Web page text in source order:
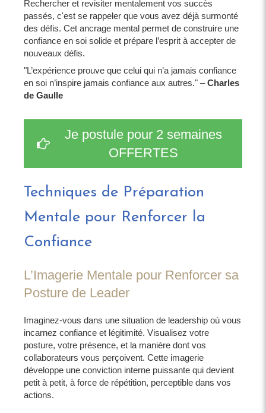
Rechercher et revisiter mentalement vos succès
passés, c'est se rappeler que vous avez déjà surmonté
des défis. Cet ancrage mental permet de construire une
confiance en soi solide et prépare l’esprit à accepter de
nouveaux défis.
"L’expérience prouve que celui qui n’a jamais confiance
en soi n’inspire jamais confiance aux autres." –Charles
de Gaulle
Je postule pour 2 semaines
OFFERTES
Techniques de Préparation
Mentale pour Renforcer la
Confiance
L’Imagerie Mentale pour Renforcer sa
Posture de Leader
Imaginez-vous dans une situation de leadership où vous
incarnez confiance et légitimité. Visualisez votre
posture, votre présence, et la manière dont vos
collaborateurs vous perçoivent. Cette imagerie
développe une conviction interne puissante qui devient
petit à petit, à force de répétition, perceptible dans vos
actions.